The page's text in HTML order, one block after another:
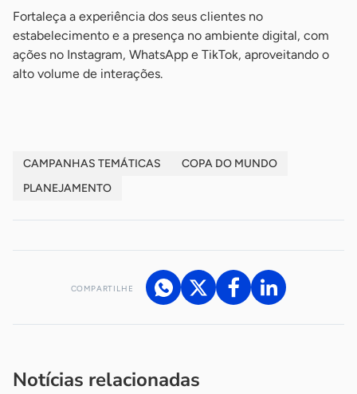
Fortaleça a experiência dos seus clientes no
estabelecimento e a presença no ambiente digital, com
ações no Instagram, WhatsApp e TikTok, aproveitando o
alto volume de interações.
CAMPANHAS TEMÁTICAS
COPA DO MUNDO
PLANEJAMENTO
COMPARTILHE
Notícias relacionadas